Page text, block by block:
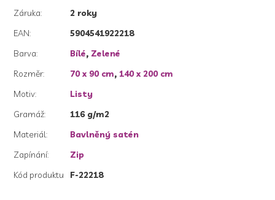
Záruka:
2 roky
EAN:
5904541922218
Barva: Bílé, Zelené
Rozměr: 70 x 90 cm, 140 x 200 cm
Motiv:
Listy
Gramáž:
116 g/m2
Materiál:
Bavlněný satén
Zapínání:
Zip
Kód produktu
F-22218